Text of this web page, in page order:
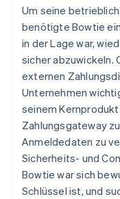
Um seine
benötigte Bowtie
in der Lage war,
sicher abzuwickeln.
externen
Unternehmen
seinem
Zahlungsgateway
Anmeldedaten zu
Sicherheits- und
Bowtie war sich
Schlüssel ist, und